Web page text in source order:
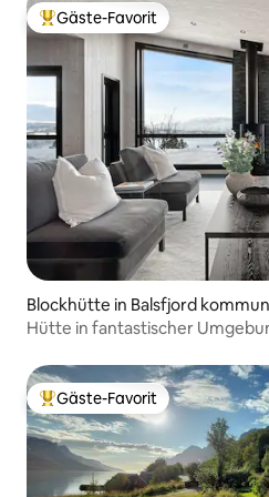
Beliebter Gäste-Favorit.
Gäste-Favorit
Blockhütte in Balsfjord
Hütte in fantastischer
Beliebter Gäste-Favorit.
Gäste-Favorit